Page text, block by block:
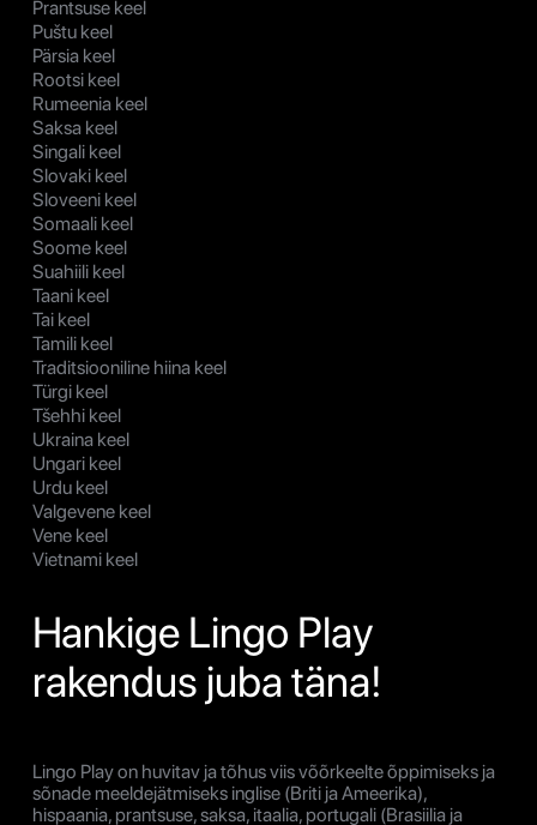
Prantsuse keel
Puštu keel
Pärsia keel
Rootsi keel
Rumeenia keel
Saksa keel
Singali keel
Slovaki keel
Sloveeni keel
Somaali keel
Soome keel
Suahiili keel
Taani keel
Tai keel
Tamili keel
Traditsiooniline hiina keel
Türgi keel
Tšehhi keel
Ukraina keel
Ungari keel
Urdu keel
Valgevene keel
Vene keel
Vietnami keel
Hankige Lingo Play
rakendus juba täna!
Lingo Play on huvitav ja tõhus viis võõrkeelte õppimiseks ja
sõnade meeldejätmiseks inglise (Briti ja Ameerika),
hispaania, prantsuse, saksa, itaalia, portugali (Brasiilia ja